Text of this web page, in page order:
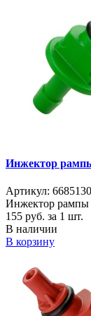
Инжектор
Артикул:
Инжектор
155 руб. за 1 шт.
В наличии
В корзину